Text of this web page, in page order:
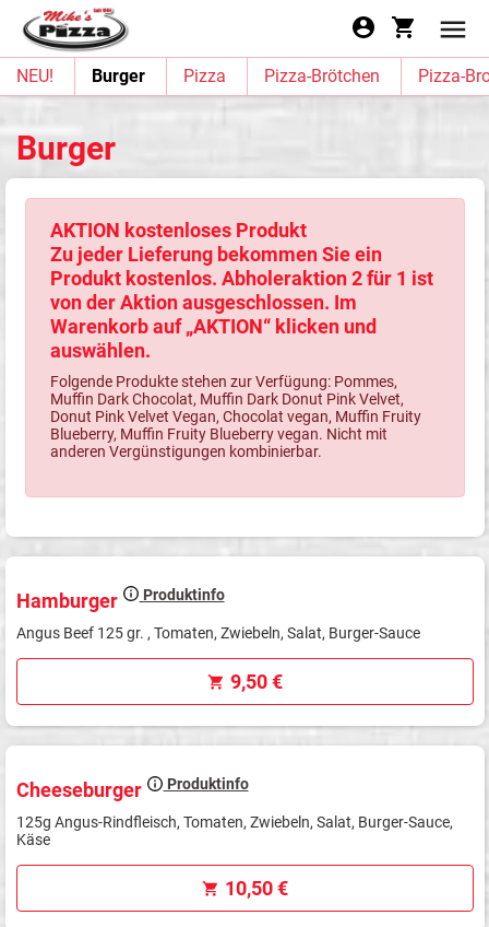
NEU! Burger Pizza Pizza-Brötchen Pizza-
Burger
AKTION kostenloses Produkt
Zu jeder Lieferung bekommen Sie ein
Produkt kostenlos. Abholeraktion 2 für 1 ist
von der Aktion ausgeschlossen. Im
Warenkorb auf „AKTION“ klicken und
auswählen.
Folgende Produkte stehen zur Verfügung: Pommes,
Muffin Dark Chocolat, Muffin Dark Donut Pink Velvet,
Donut Pink Velvet Vegan, Chocolat vegan, Muffin Fruity
Blueberry, Muffin Fruity Blueberry vegan. Nicht mit
anderen Vergünstigungen kombinierbar.
Hamburger Produktinfo
Angus Beef 125 gr. , Tomaten, Zwiebeln, Salat, Burger-Sauce
9,50 €
Cheeseburger Produktinfo
125g Angus-Rindfleisch, Tomaten, Zwiebeln, Salat, Burger-Sauce,
Käse
10,50 €